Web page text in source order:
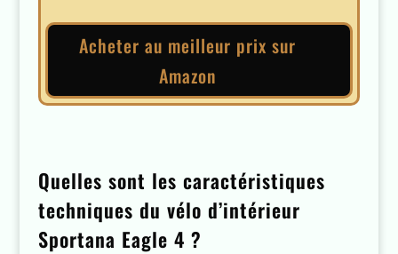
Acheter au meilleur prix sur
Amazon
Quelles sont les caractéristiques
techniques du vélo d’intérieur
Sportana Eagle 4 ?